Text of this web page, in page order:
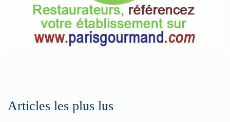
enregistrer
votre
restaurant
Articles les plus lus